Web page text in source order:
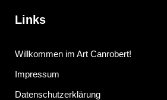
Links
Willkommen im Art Canrobert!
Impressum
Datenschutzerklärung